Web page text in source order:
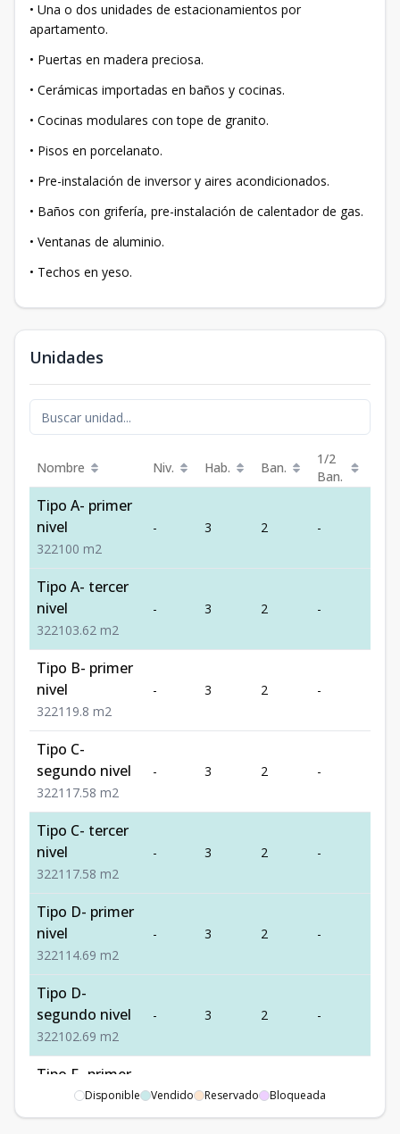
• Una o dos unidades de estacionamientos por
apartamento.
• Puertas en madera preciosa.
• Cerámicas importadas en baños y cocinas.
• Cocinas modulares con tope de granito.
• Pisos en porcelanato.
• Pre-instalación de inversor y aires acondicionados.
• Baños con grifería, pre-instalación de calentador de gas.
• Ventanas de aluminio.
• Techos en yeso.
Unidades
Nombre Niv. Hab. Ban.
1/2
Ban.
Tipo A- primer
nivel
322100 m2
- 3 2 -
Tipo A- tercer
nivel
322103.62 m2
- 3 2 -
Tipo B- primer
nivel
322119.8 m2
- 3 2 -
Tipo C-
segundo nivel
322117.58 m2
- 3 2 -
Tipo C- tercer
nivel
322117.58 m2
- 3 2 -
Tipo D- primer
nivel
322114.69 m2
- 3 2 -
Tipo D-
segundo nivel
322102.69 m2
- 3 2 -
Tipo F- primer
221106.26m2
- 2 2 -
Disponible Vendido Reservado Bloqueada